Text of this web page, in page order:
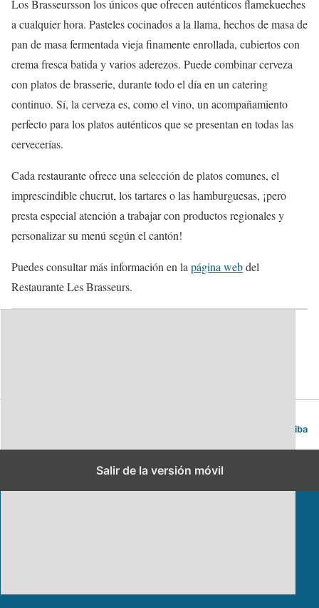
Los Brasseursson los únicos que ofrecen auténticos flamekueches
a cualquier hora. Pasteles cocinados a la llama, hechos de masa de
pan de masa fermentada vieja finamente enrollada, cubiertos con
crema fresca batida y varios aderezos. Puede combinar cerveza
con platos de brasserie, durante todo el día en un catering
continuo. Sí, la cerveza es, como el vino, un acompañamiento
perfecto para los platos auténticos que se presentan en todas las
cervecerías.
Cada restaurante ofrece una selección de platos comunes, el
imprescindible chucrut, los tartares o las hamburguesas, ¡pero
presta especial atención a trabajar con productos regionales y
personalizar su menú según el cantón!
Puedes consultar más información en la página webdel
Restaurante Les Brasseurs.
Volver arriba
Salir de la versión móvil